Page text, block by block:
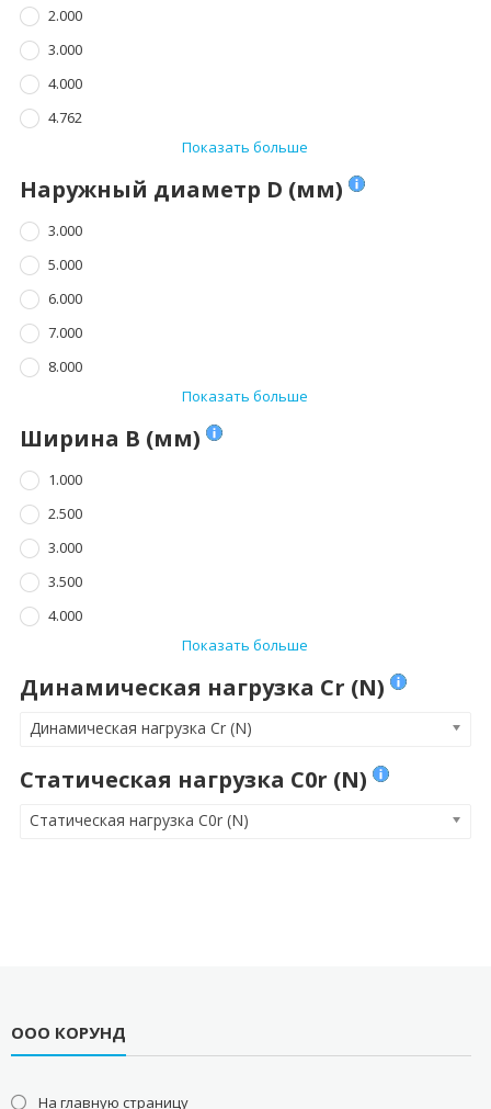
2.000
3.000
4.000
4.762
Показать больше
Наружный диаметр D (мм)
3.000
5.000
6.000
7.000
8.000
Показать больше
Ширина B (мм)
1.000
2.500
3.000
3.500
4.000
Показать больше
Динамическая нагрузка Cr (N)
Динамическая нагрузка Cr (N)
Статическая нагрузка C0r (N)
Статическая нагрузка C0r (N)
ООО КОРУНД
На главную страницу